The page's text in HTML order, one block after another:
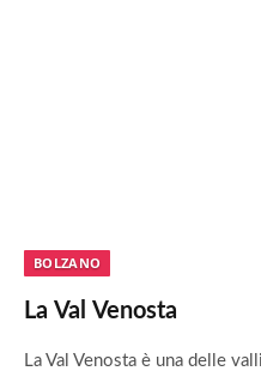
BOLZANO
La Val Venosta
La Val Venosta è una delle